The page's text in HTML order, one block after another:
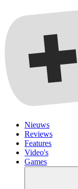
Nieuws
Reviews
Features
Video's
Games